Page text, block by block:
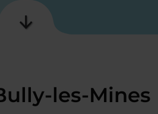
les-Mines